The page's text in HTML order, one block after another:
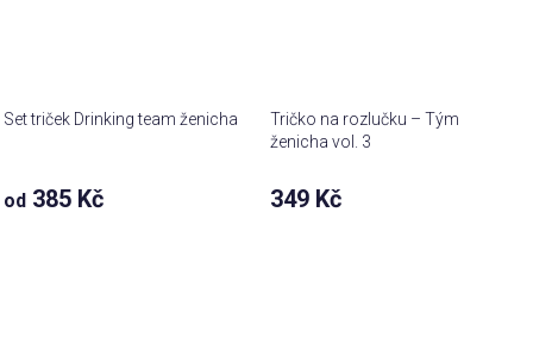
Set triček Drinking team ženicha
od 385 Kč
Tričko na rozlučku – Tým
ženicha vol. 3
349 Kč